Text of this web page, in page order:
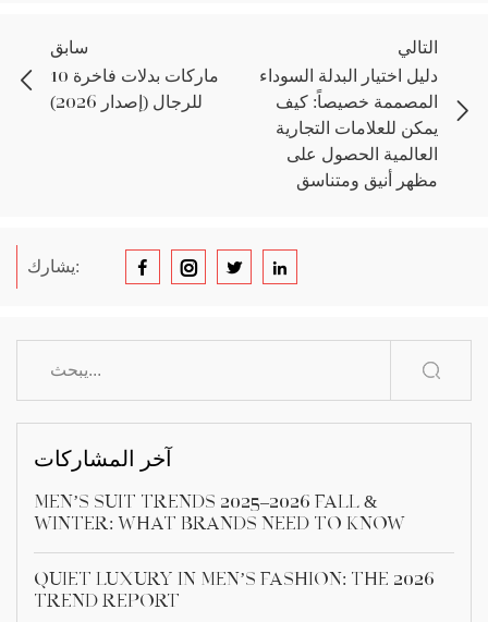
سابق
10 ماركات بدلات فاخرة
للرجال (إصدار 2026)
التالي
دليل اختيار البدلة السوداء
المصممة خصيصاً: كيف
يمكن للعلامات التجارية
العالمية الحصول على
مظهر أنيق ومتناسق
يشارك:
آخر المشاركات
Men’s Suit Trends 2025–2026 Fall &
Winter: What Brands Need to Know
Quiet Luxury in Men’s Fashion: The 2026
Trend Report